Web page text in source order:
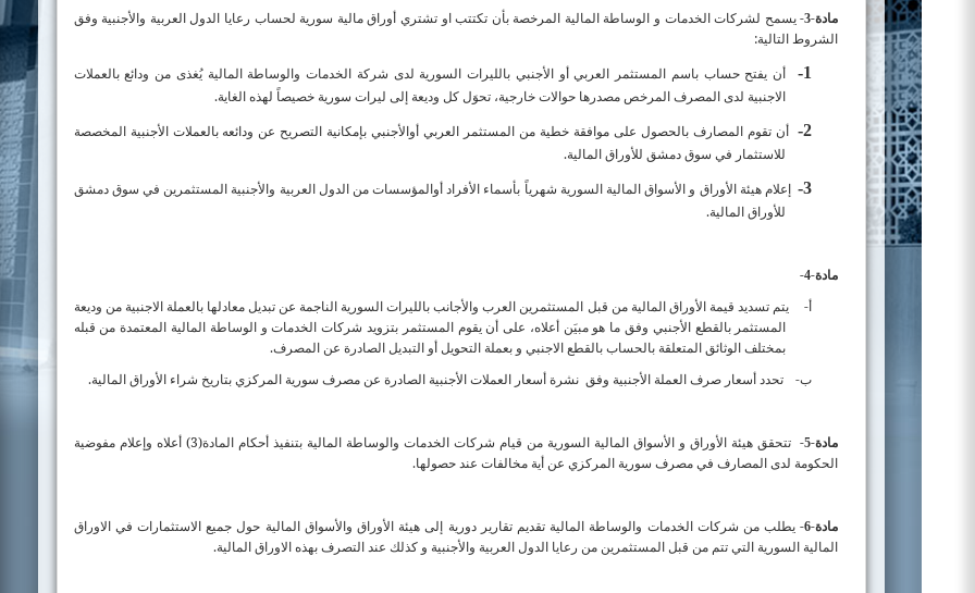
مادة-3
-يسمح لشركات الخدمات و الوساطة المالية المرخصة بأن تكتتب او تشتري أوراق مالية سورية لحساب رعايا الدول العربية والأجنبية وفق
الشروط التالية:
1-
أن يفتح حساب باسم المستثمر العربي أو الأجنبي بالليرات السورية لدى شركة الخدمات والوساطة المالية يُغذى من ودائع بالعملات
الاجنبية لدى المصرف المرخص مصدرها حوالات خارجية، تحوَل كل وديعة إلى ليرات سورية خصيصاً لهذه الغاية.
2-
أن تقوم المصارف بالحصول على موافقة خطية من المستثمر العربي أوالأجنبي بإمكانية التصريح عن ودائعه بالعملات الأجنبية المخصصة
للاستثمار في سوق دمشق للأوراق المالية.
3-
إعلام هيئة الأوراق و الأسواق المالية السورية شهرياً بأسماء الأفراد أوالمؤسسات من الدول العربية والأجنبية المستثمرين في سوق دمشق
للأوراق المالية.
مادة-4
-
أ‌-
يتم تسديد قيمة الأوراق المالية من قبل المستثمرين العرب والأجانب بالليرات السورية الناجمة عن تبديل معادلها بالعملة الاجنبية من وديعة
المستثمر بالقطع الأجنبي وفق ما هو مبيَن أعلاه، على أن يقوم المستثمر بتزويد شركات الخدمات و الوساطة المالية المعتمدة من قبله
بمختلف الوثائق المتعلقة بالحساب بالقطع الاجنبي و بعملة التحويل أو التبديل الصادرة عن المصرف.
ب‌-
تحدد أسعار صرف العملة الأجنبية وفق نشرة أسعار العملات الأجنبية الصادرة عن مصرف سورية المركزي بتاريخ شراء الأوراق المالية.
مادة-5
-
تتحقق هيئة الأوراق و الأسواق المالية السورية من قيام شركات الخدمات والوساطة المالية بتنفيذ أحكام المادة(3) أعلاه وإعلام مفوضية
الحكومة لدى المصارف في مصرف سورية المركزي عن أية مخالفات عند حصولها.
مادة-6
-يطلب من شركات الخدمات والوساطة المالية تقديم تقارير دورية إلى هيئة الأوراق والأسواق المالية حول جميع الاستثمارات في الاوراق
المالية السورية التي تتم من قبل المستثمرين من رعايا الدول العربية والأجنبية و كذلك عند التصرف بهذه الاوراق المالية.